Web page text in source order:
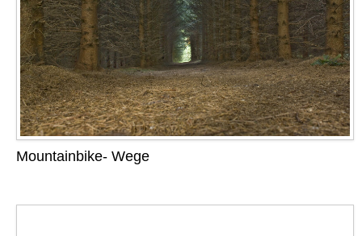
Mountainbike- Wege